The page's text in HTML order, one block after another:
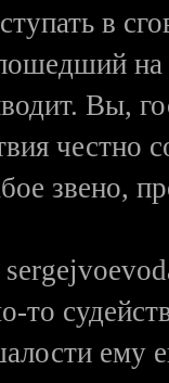
в
на
Вы,
честно
звено,
то
ему